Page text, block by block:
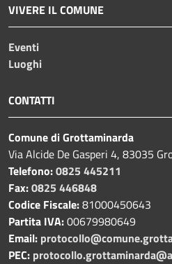
VIVERE IL COMUNE
Eventi
Luoghi
CONTATTI
Comune di Grottaminarda
Via Alcide De Gasperi 4, 83035
Telefono:0825 445211
Fax:0825 446848
Codice Fiscale:81000450643
Partita IVA:00679980649
Email:
PEC: